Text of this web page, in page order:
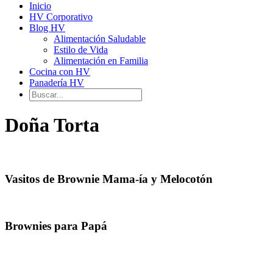
Inicio
HV Corporativo
Blog HV
Alimentación Saludable
Estilo de Vida
Alimentación en Familia
Cocina con HV
Panadería HV
Doña Torta
Vasitos de Brownie Mama-ía y Melocotón
Brownies para Papá